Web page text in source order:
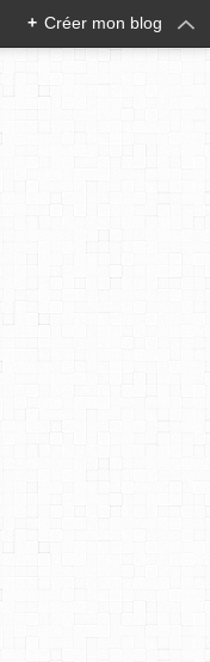
+ Créer mon blog